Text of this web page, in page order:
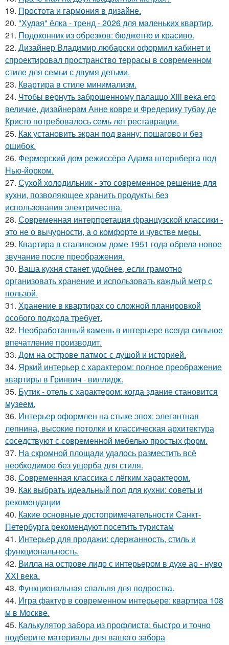
19. Простота и гармония в дизайне.
20. "Худая" ёлка - тренд - 2026 для маленьких квартир.
21. Подоконник из обрезков: бюджетно и красиво.
22. Дизайнер Владимир любарски оформил кабинет и
спроектировал пространство террасы в современном
стиле для семьи с двумя детьми.
23. Квартира в стиле минимализм.
24. Чтобы вернуть заброшенному палаццо Xiii века его
величие, дизайнерам Анне ковре и Фредерику тубау де
Кристо потребовалось семь лет реставрации.
25. Как установить экран под ванну: пошагово и без
ошибок.
26. Фермерский дом режиссёра Адама штернберга под
Нью-йорком.
27. Сухой холодильник - это современное решение для
кухни, позволяющее хранить продукты без
использования электричества.
28. Современная интерпретация французской классики -
это не о вычурности, а о комфорте и чувстве меры.
29. Квартира в сталинском доме 1951 года обрела новое
звучание после преображения.
30. Ваша кухня станет удобнее, если грамотно
организовать хранение и использовать каждый метр с
пользой.
31. Хранение в квартирах со сложной планировкой
особого подхода требует.
32. Необработанный камень в интерьере всегда сильное
впечатление производит.
33. Дом на острове патмос с душой и историей.
34. Яркий интерьер с характером: полное преображение
квартиры в Гринвич - виллидж.
35. Бутик - отель с характером: когда здание становится
музеем.
36. Интерьер оформлен на стыке эпох: элегантная
лепнина, высокие потолки и классическая архитектура
соседствуют с современной мебелью простых форм.
37. На скромной площади удалось разместить всё
необходимое без ущерба для стиля.
38. Современная классика с лёгким характером.
39. Как выбрать идеальный пол для кухни: советы и
рекомендации
40. Какие основные достопримечательности Санкт-
Петербурга рекомендуют посетить туристам
41. Интерьер для продажи: сдержанность, стиль и
функциональность.
42. Вилла на острове лидо с интерьером в духе ар - нуво
XXI века.
43. Функциональная спальня для подростка.
44. Игра фактур в современном интерьере: квартира 108
м в Москве.
45. Калькулятор забора из профлиста: быстро и точно
подберите материалы для вашего забора